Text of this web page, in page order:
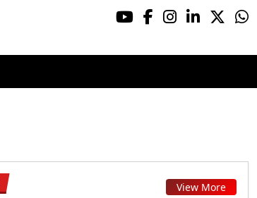
View More